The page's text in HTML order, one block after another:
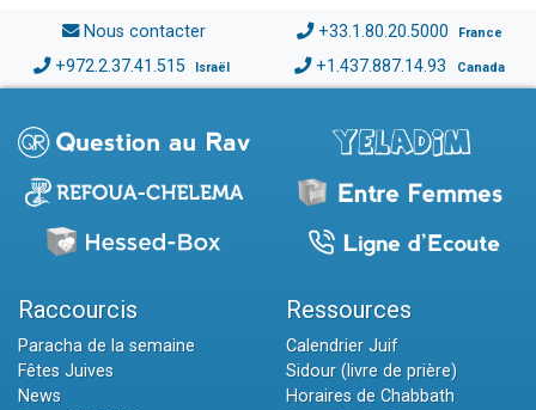
Nous contacter +33.1.80.20.5000 France
+972.2.37.41.515 Israël +1.437.887.14.93 Canada
Raccourcis
Paracha de la semaine
Fêtes Juives
News
Ressources
Calendrier Juif
Sidour (livre de prière)
Horaires de Chabbath